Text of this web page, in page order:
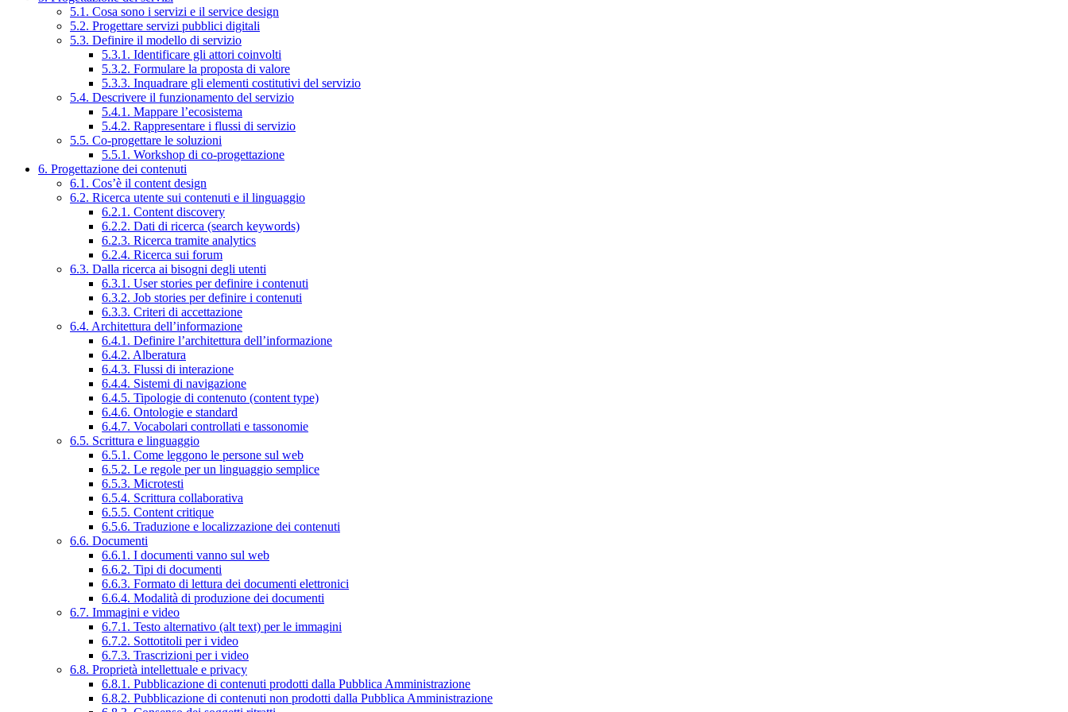
5.1. Cosa sono i servizi e il service design
5.2. Progettare servizi pubblici digitali
5.3. Definire il modello di servizio
5.3.1. Identificare gli attori coinvolti
5.3.2. Formulare la proposta di valore
5.3.3. Inquadrare gli elementi costitutivi del servizio
5.4. Descrivere il funzionamento del servizio
5.4.1. Mappare l’ecosistema
5.4.2. Rappresentare i flussi di servizio
5.5. Co-progettare le soluzioni
5.5.1. Workshop di co-progettazione
6. Progettazione dei contenuti
6.1. Cos’è il content design
6.2. Ricerca utente sui contenuti e il linguaggio
6.2.1. Content discovery
6.2.2. Dati di ricerca (search keywords)
6.2.3. Ricerca tramite analytics
6.2.4. Ricerca sui forum
6.3. Dalla ricerca ai bisogni degli utenti
6.3.1. User stories per definire i contenuti
6.3.2. Job stories per definire i contenuti
6.3.3. Criteri di accettazione
6.4. Architettura dell’informazione
6.4.1. Definire l’architettura dell’informazione
6.4.2. Alberatura
6.4.3. Flussi di interazione
6.4.4. Sistemi di navigazione
6.4.5. Tipologie di contenuto (content type)
6.4.6. Ontologie e standard
6.4.7. Vocabolari controllati e tassonomie
6.5. Scrittura e linguaggio
6.5.1. Come leggono le persone sul web
6.5.2. Le regole per un linguaggio semplice
6.5.3. Microtesti
6.5.4. Scrittura collaborativa
6.5.5. Content critique
6.5.6. Traduzione e localizzazione dei contenuti
6.6. Documenti
6.6.1. I documenti vanno sul web
6.6.2. Tipi di documenti
6.6.3. Formato di lettura dei documenti elettronici
6.6.4. Modalità di produzione dei documenti
6.7. Immagini e video
6.7.1. Testo alternativo (alt text) per le immagini
6.7.2. Sottotitoli per i video
6.7.3. Trascrizioni per i video
6.8. Proprietà intellettuale e privacy
6.8.1. Pubblicazione di contenuti prodotti dalla Pubblica Amministrazione
6.8.2. Pubblicazione di contenuti non prodotti dalla Pubblica Amministrazione